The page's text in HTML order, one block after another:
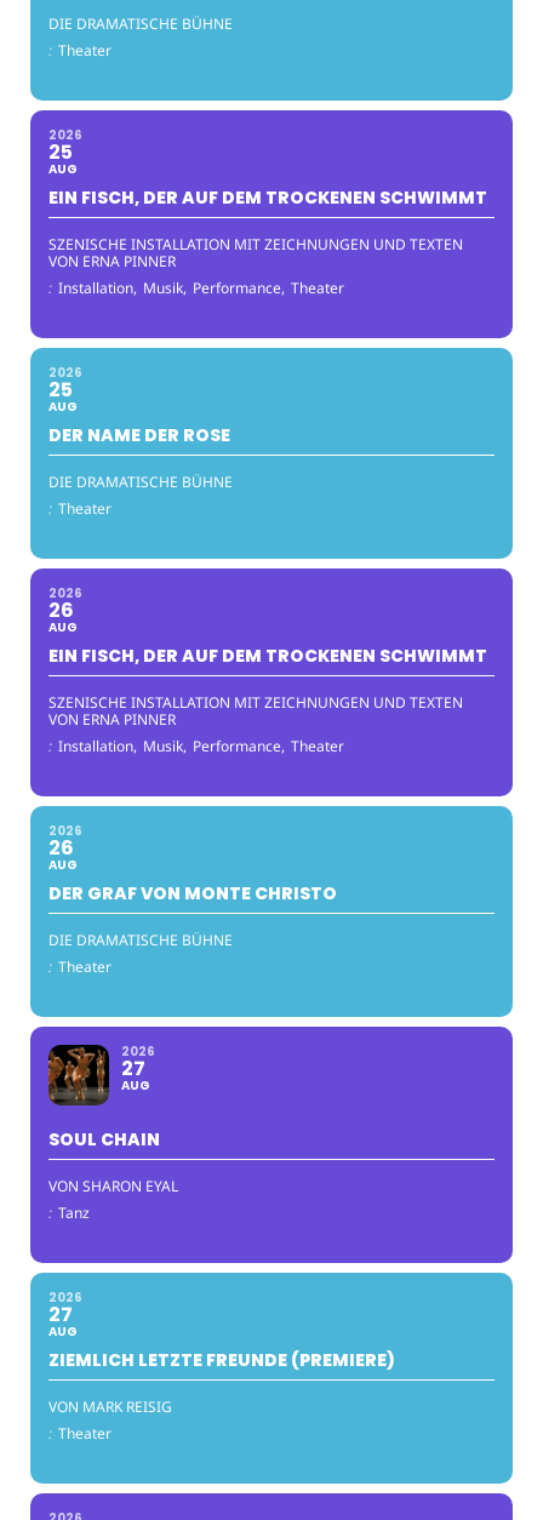
DIE DRAMATISCHE BÜHNE
: Theater
2026
25
AUG
EIN FISCH, DER AUF DEM TROCKENEN SCHWIMMT
SZENISCHE INSTALLATION MIT ZEICHNUNGEN UND TEXTEN
VON ERNA PINNER
: Installation, Musik, Performance, Theater
2026
25
AUG
DER NAME DER ROSE
DIE DRAMATISCHE BÜHNE
: Theater
2026
26
AUG
EIN FISCH, DER AUF DEM TROCKENEN SCHWIMMT
SZENISCHE INSTALLATION MIT ZEICHNUNGEN UND TEXTEN
VON ERNA PINNER
: Installation, Musik, Performance, Theater
2026
26
AUG
DER GRAF VON MONTE CHRISTO
DIE DRAMATISCHE BÜHNE
: Theater
2026
27
AUG
SOUL CHAIN
VON SHARON EYAL
: Tanz
2026
27
AUG
ZIEMLICH LETZTE FREUNDE (PREMIERE)
VON MARK REISIG
: Theater